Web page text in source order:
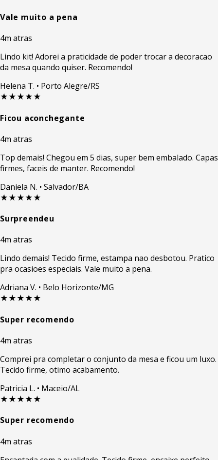
Vale muito a pena
4m atras
Lindo kit! Adorei a praticidade de poder trocar a decoracao
da mesa quando quiser. Recomendo!
Helena T. • Porto Alegre/RS
★★★★★
Ficou aconchegante
4m atras
Top demais! Chegou em 5 dias, super bem embalado. Capas
firmes, faceis de manter. Recomendo!
Daniela N. • Salvador/BA
★★★★★
Surpreendeu
4m atras
Lindo demais! Tecido firme, estampa nao desbotou. Pratico
pra ocasioes especiais. Vale muito a pena.
Adriana V. • Belo Horizonte/MG
★★★★★
Super recomendo
4m atras
Comprei pra completar o conjunto da mesa e ficou um luxo.
Tecido firme, otimo acabamento.
Patricia L. • Maceio/AL
★★★★★
Super recomendo
4m atras